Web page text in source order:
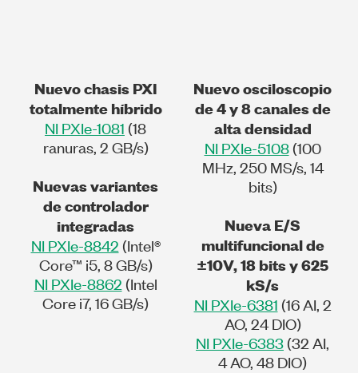
Nuevo chasis PXI
totalmente híbrido
NI PXIe-1081 (18
ranuras, 2 GB/s)
Nuevas variantes
de controlador
integradas
NI PXIe-8842 (Intel®
Core™ i5, 8 GB/s)
NI PXIe-8862 (Intel
Core i7, 16 GB/s)
Nuevo osciloscopio
de 4 y 8 canales de
alta densidad
NI PXIe-5108(100
MHz, 250 MS/s, 14
bits)
Nueva E/S
multifuncional de
±10V, 18 bits y 625
kS/s
NI PXIe-6381 (16 AI, 2
AO, 24 DIO)
NI PXIe-6383 (32 AI,
4 AO, 48 DIO)